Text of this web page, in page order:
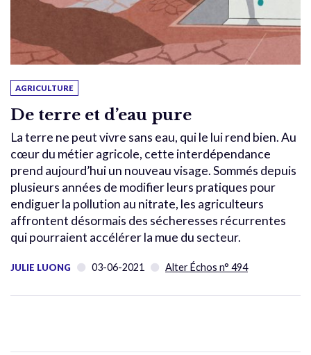
AGRICULTURE
De terre et d’eau pure
La terre ne peut vivre sans eau, qui le lui rend bien. Au
cœur du métier agricole, cette interdépendance
prend aujourd’hui un nouveau visage. Sommés depuis
plusieurs années de modifier leurs pratiques pour
endiguer la pollution au nitrate, les agriculteurs
affrontent désormais des sécheresses récurrentes
qui pourraient accélérer la mue du secteur.
JULIE LUONG 03-06-2021 Alter Échos n° 494